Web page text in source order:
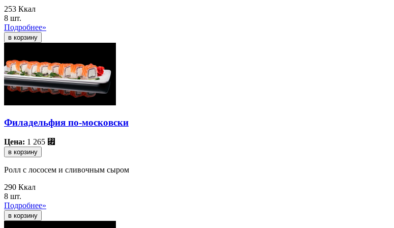
253 Ккал
8 шт.
Подробнее»
Филадельфия по-московски
Цена: 1 265 ⃏
в корзину
Ролл с лососем и сливочным сыром
290 Ккал
8 шт.
Подробнее»